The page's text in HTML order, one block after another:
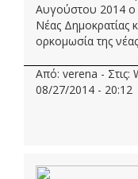
Αυγούστου 2014 ο
Νέας Δημοκρατίας
ορκομωσία της
Από: verena - Στις:
08/27/2014 - 20:12